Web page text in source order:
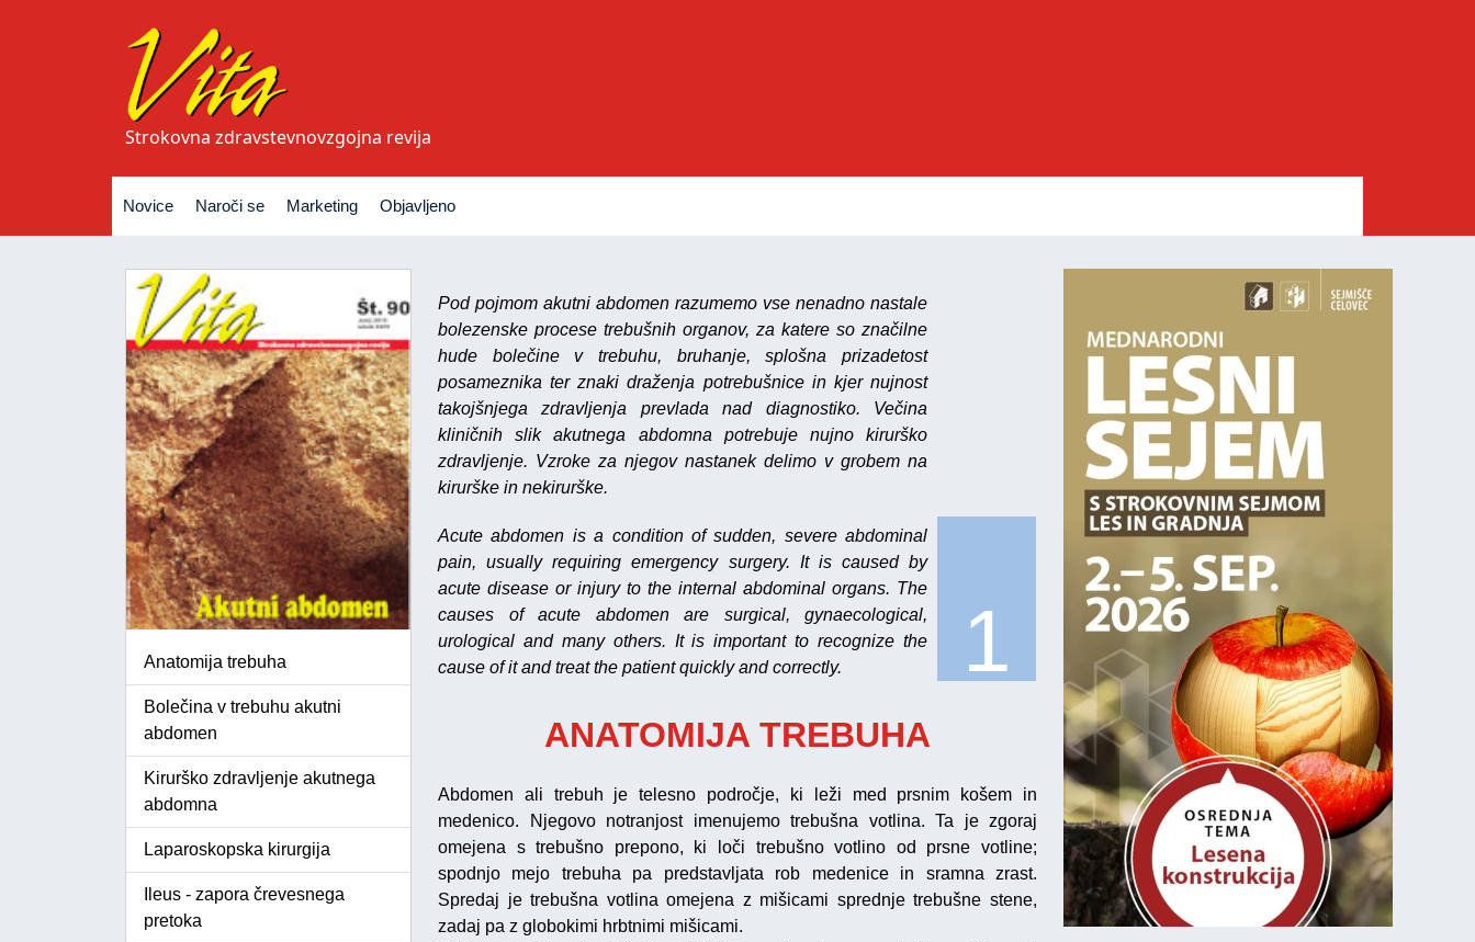
Strokovna zdravstevnovzgojna revija
Novice Naroči se Marketing Objavljeno
Anatomija trebuha
Bolečina v trebuhu akutni
abdomen
Kirurško zdravljenje akutnega
abdomna
Laparoskopska kirurgija
Ileus - zapora črevesnega
pretoka
Pod pojmom akutni abdomen razumemo vse nenadno nastale
bolezenske procese trebušnih organov, za katere so značilne
hude bolečine v trebuhu, bruhanje, splošna prizadetost
posameznika ter znaki draženja potrebušnice in kjer nujnost
takojšnjega zdravljenja prevlada nad diagnostiko. Večina
kliničnih slik akutnega abdomna potrebuje nujno kirurško
zdravljenje. Vzroke za njegov nastanek delimo v grobem na
kirurške in nekirurške.
Acute abdomen is a condition of sudden, severe abdominal
pain, usually requiring emergency surgery. It is caused by
acute disease or injury to the internal abdominal organs. The
causes of acute abdomen are surgical, gynaecological,
urological and many others. It is important to recognize the
cause of it and treat the patient quickly and correctly.
1
ANATOMIJA TREBUHA
Abdomen ali trebuh je telesno področje, ki leži med prsnim košem in
medenico. Njegovo notranjost imenujemo trebušna votlina. Ta je zgoraj
omejena s trebušno prepono, ki loči trebušno votlino od prsne votline;
spodnjo mejo trebuha pa predstavljata rob medenice in sramna zrast.
Spredaj je trebušna votlina omejena z mišicami sprednje trebušne stene,
zadaj pa z globokimi hrbtnimi mišicami.